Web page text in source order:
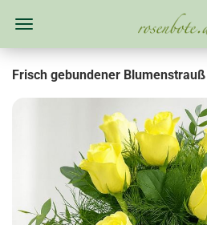
Frisch gebundener